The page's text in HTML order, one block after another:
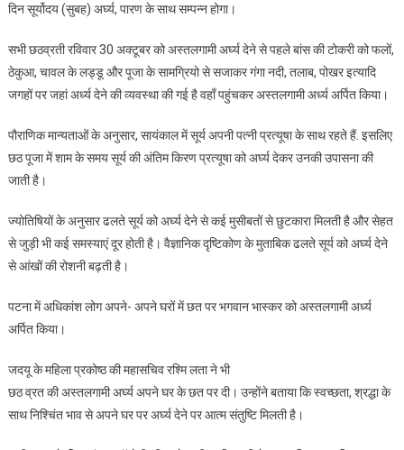
दिन सूर्योदय (सुबह) अर्घ्य, पारण के साथ सम्पन्न होगा।
सभी छठव्रती रविवार 30 अक्टूबर को अस्तलगामी अर्घ्य देने से पहले बांस की टोकरी को फलों,
ठेकुआ, चावल के लड्डू और पूजा के सामग्रियो से सजाकर गंगा नदी, तलाब, पोखर इत्यादि
जगहों पर जहां अर्ध्य देने की व्यवस्था की गई है वहाँ पहुंचकर अस्तलगामी अर्ध्य अर्पित किया।
पौराणिक मान्यताओं के अनुसार, सायंकाल में सूर्य अपनी पत्नी प्रत्यूषा के साथ रहते हैं. इसलिए
छठ पूजा में शाम के समय सूर्य की अंतिम किरण प्रत्यूषा को अर्घ्य देकर उनकी उपासना की
जाती है।
ज्योतिषियों के अनुसार ढलते सूर्य को अर्घ्य देने से कई मुसीबतों से छुटकारा मिलती है और सेहत
से जुड़ी भी कई समस्याएं दूर होती है। वैज्ञानिक दृष्टिकोण के मुताबिक ढलते सूर्य को अर्घ्य देने
से आंखों की रोशनी बढ़ती है।
पटना में अधिकांश लोग अपने- अपने घरों में छत पर भगवान भास्कर को अस्तलगामी अर्ध्य
अर्पित किया।
जदयू के महिला प्रकोष्ठ की महासचिव रश्मि लता ने भी
छठ व्रत की अस्तलगामी अर्घ्य अपने घर के छत पर दी। उन्होंने बताया कि स्वच्छता, श्रद्धा के
साथ निश्चिंत भाव से अपने घर पर अर्घ्य देने पर आत्म संतुष्टि मिलती है।